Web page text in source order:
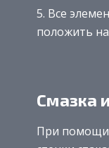
Все
положить
Смазка
При помощи